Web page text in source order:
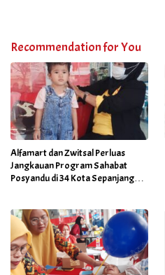
Recommendation for You
Alfamart dan Zwitsal Perluas
Jangkauan Program Sahabat
Posyandu di 34 Kota Sepanjang